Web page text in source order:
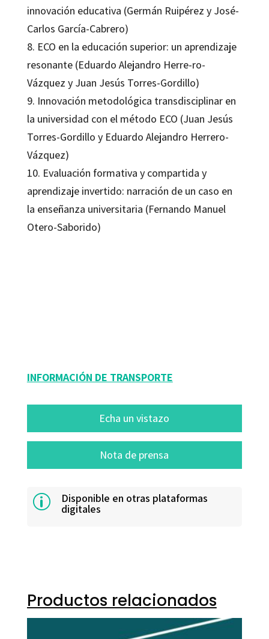
innovación educativa (Germán Ruipérez y José-
Carlos García-Cabrero)
8. ECO en la educación superior: un aprendizaje
resonante (Eduardo Alejandro Herre-ro-
Vázquez y Juan Jesús Torres-Gordillo)
9. Innovación metodológica transdisciplinar en
la universidad con el método ECO (Juan Jesús
Torres-Gordillo y Eduardo Alejandro Herrero-
Vázquez)
10. Evaluación formativa y compartida y
aprendizaje invertido: narración de un caso en
la enseñanza universitaria (Fernando Manuel
Otero-Saborido)
INFORMACIÓN DE TRANSPORTE
Echa un vistazo
Nota de prensa
p Disponible en otras plataformas
digitales
Productos relacionados